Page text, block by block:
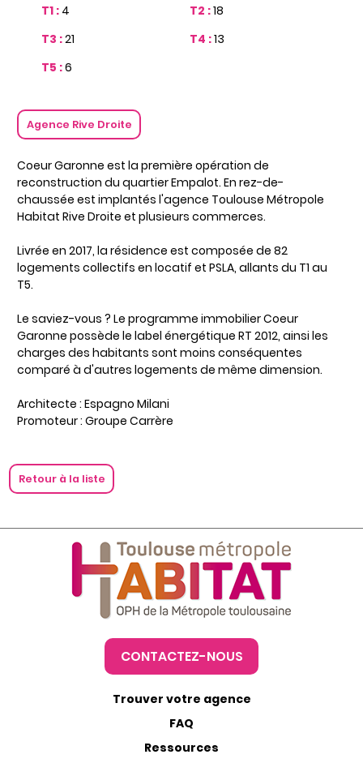
T1 : 4 T2 :18
T3 :21 T4 :13
T5 :6
Agence Rive Droite
Coeur Garonne est la première opération de
reconstruction du quartier Empalot. En rez-de-
chaussée est implantés l'agence Toulouse Métropole
Habitat Rive Droite et plusieurs commerces.
Livrée en 2017, la résidence est composée de 82
logements collectifs en locatif et PSLA, allants du T1 au
T5.
Le saviez-vous ? Le programme immobilier Coeur
Garonne possède le label énergétique RT 2012, ainsi les
charges des habitants sont moins conséquentes
comparé à d'autres logements de même dimension.
Architecte : Espagno Milani
Promoteur : Groupe Carrère
Retour à la liste
CONTACTEZ-NOUS
Trouver votre agence
FAQ
Ressources